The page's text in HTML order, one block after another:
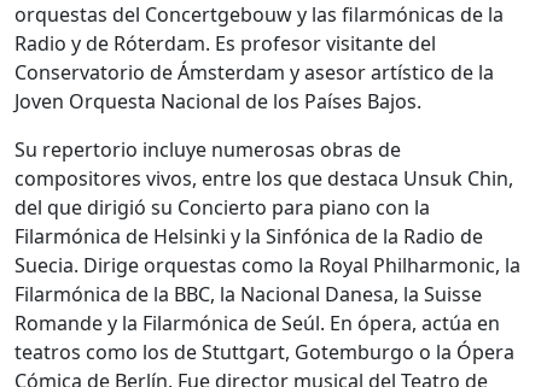
orquestas del Concertgebouw y las filarmónicas de la
Radio y de Róterdam. Es profesor visitante del
Conservatorio de Ámsterdam y asesor artístico de la
Joven Orquesta Nacional de los Países Bajos.
Su repertorio incluye numerosas obras de
compositores vivos, entre los que destaca Unsuk Chin,
del que dirigió su Concierto para piano con la
Filarmónica de Helsinki y la Sinfónica de la Radio de
Suecia. Dirige orquestas como la Royal Philharmonic, la
Filarmónica de la BBC, la Nacional Danesa, la Suisse
Romande y la Filarmónica de Seúl. En ópera, actúa en
teatros como los de Stuttgart, Gotemburgo o la Ópera
Cómica de Berlín. Fue director musical del Teatro de